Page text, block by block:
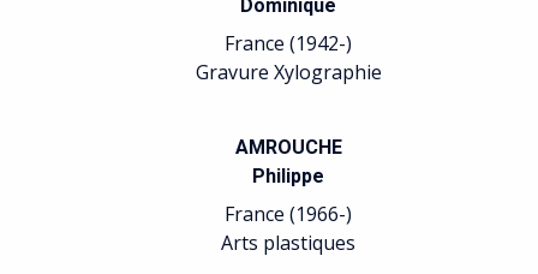
Dominique
France (1942-)
Gravure Xylographie
AMROUCHE
Philippe
France (1966-)
Arts plastiques